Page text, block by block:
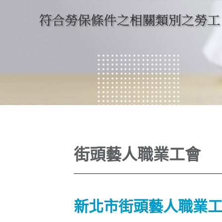
街頭藝人職業工會
新北市街頭藝人職業